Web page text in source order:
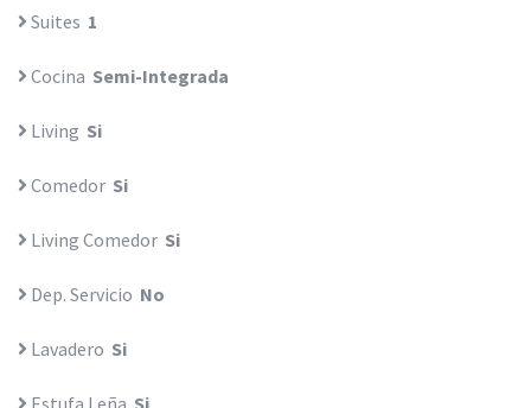
Suites 1
Cocina Semi-Integrada
Living Si
Comedor Si
Living Comedor Si
Dep. Servicio No
Lavadero Si
Estufa Leña Si